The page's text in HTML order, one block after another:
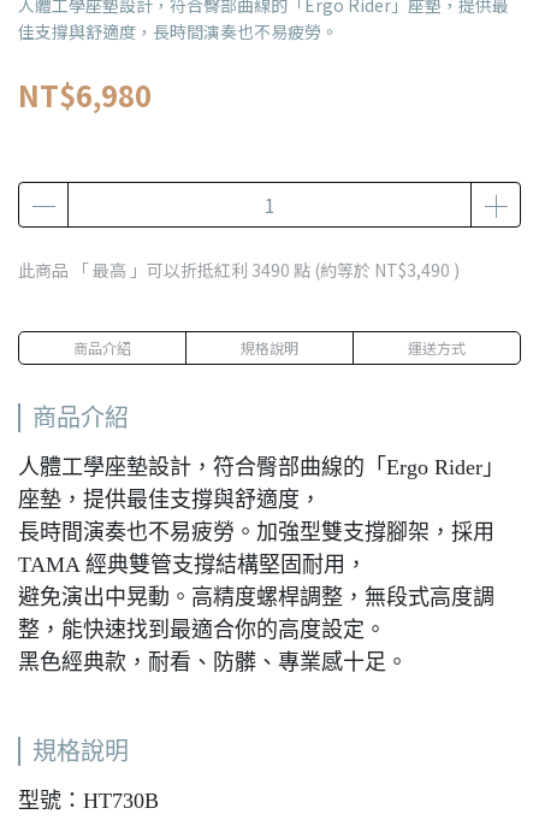
人體工學座墊設計，符合臀部曲線的「Ergo Rider」座墊，提供最
佳支撐與舒適度，長時間演奏也不易疲勞。
NT$6,980
此商品 「 最高 」可以折抵紅利 3490 點 (約等於 NT$3,490 )
商品介紹 規格說明 運送方式
商品介紹
人體工學座墊設計，符合臀部曲線的「Ergo Rider」
座墊，提供最佳支撐與舒適度，
長時間演奏也不易疲勞。加強型雙支撐腳架，採用
TAMA 經典雙管支撐結構堅固耐用，
避免演出中晃動。高精度螺桿調整，無段式高度調
整，能快速找到最適合你的高度設定。
黑色經典款，耐看、防髒、專業感十足。
規格說明
型號：HT730B